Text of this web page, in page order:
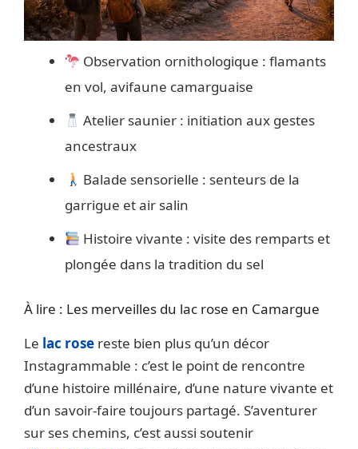
Observation ornithologique : flamants
en vol, avifaune camarguaise
Atelier saunier : initiation aux gestes
ancestraux
Balade sensorielle : senteurs de la
garrigue et air salin
Histoire vivante : visite des remparts et
plongée dans la tradition du sel
À lire : Les merveilles du lac rose en Camargue
Le lac rose reste bien plus qu’un décor
Instagrammable : c’est le point de rencontre
d’une histoire millénaire, d’une nature vivante et
d’un savoir-faire toujours partagé. S’aventurer
sur ses chemins, c’est aussi soutenir